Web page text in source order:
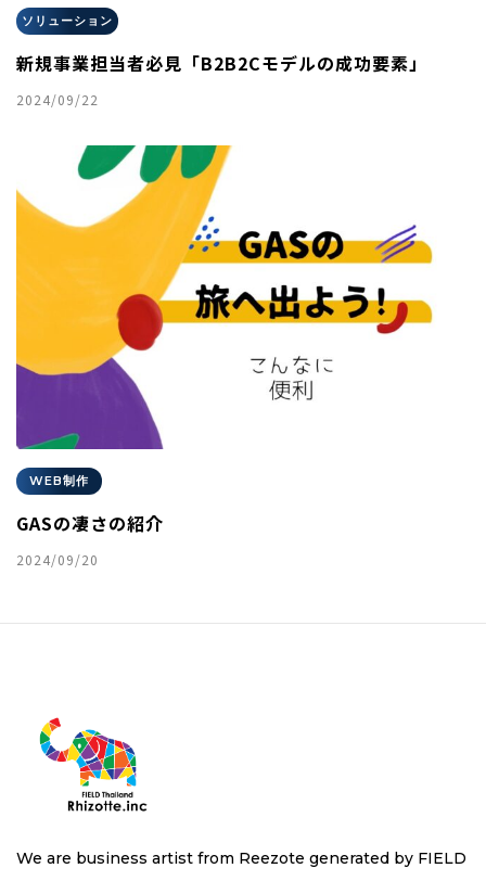
ソリューション
新規事業担当者必見「B2B2Cモデルの成功要素」
2024/09/22
WEB制作
GASの凄さの紹介
2024/09/20
We are business artist from Reezote generated by FIELD